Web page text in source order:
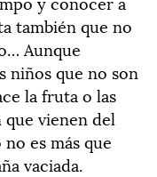
también que no
Aunque
niños que no son
la fruta o las
que vienen del
es más que
vaciada.